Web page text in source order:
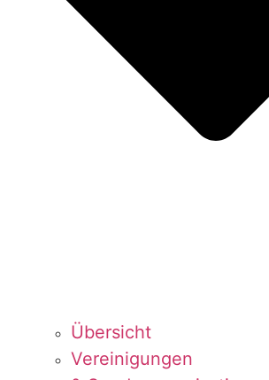
Über­sicht
Ver­ei­ni­gun­gen